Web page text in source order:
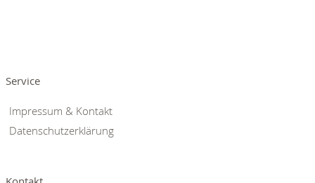
Service
Impressum & Kontakt
Datenschutzerklärung